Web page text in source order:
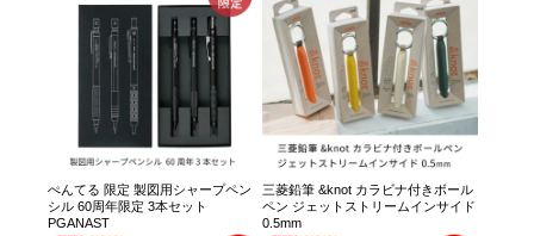
ぺんてる 限定 製図用シャープペン
シル 60周年限定 3本セット
PGANAST
三菱鉛筆 &knot カラビナ付きボール
ペン ジェットストリームインサイド
0.5mm